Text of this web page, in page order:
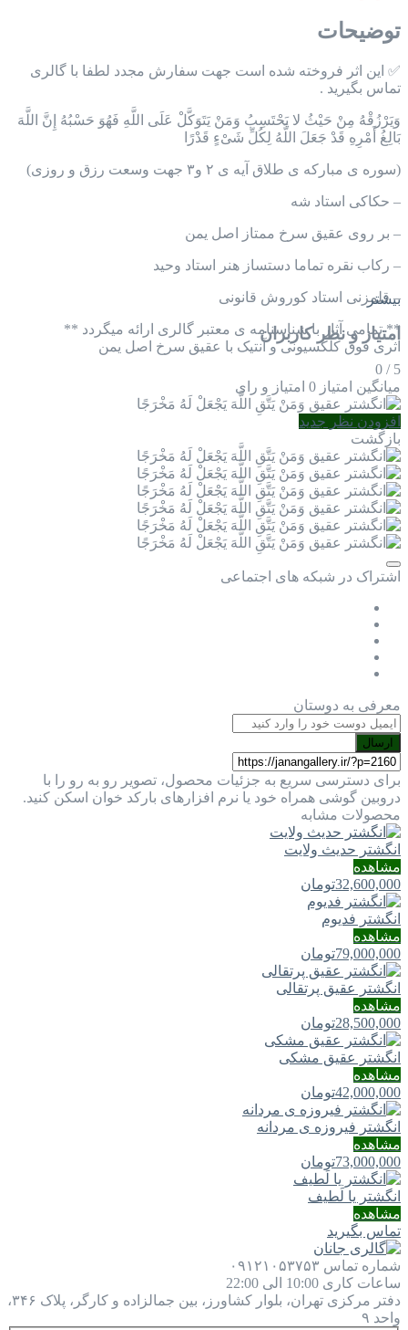
توضیحات
✅ این اثر فروخته شده است جهت سفارش مجدد لطفا با گالری
تماس بگیرید .
وَیَرْزُقْهُ مِنْ حَیْثُ لا یَحْتَسِبُ وَمَنْ یَتَوَکَّلْ عَلَى اللَّهِ فَهُوَ حَسْبُهُ إِنَّ اللَّهَ
بَالِغُ أَمْرِهِ قَدْ جَعَلَ اللَّهُ لِکُلِّ شَیْءٍ قَدْرًا
(سوره ی مباركه ی طلاق آيه ی ٢ و٣ جهت وسعت رزق و روزی)
– حکاکی استاد شه
– بر روی عقیق سرخ ممتاز اصل یمن
– رکاب نقره تماما دستساز هنر استاد وحید
– قلمزنی استاد کوروش قانونی
** تمامی آثار با شناسنامه ی معتبر گالری ارائه میگردد **
اثری فوق کلکسیونی و آنتیک با عقیق سرخ اصل یمن
بیشتر
امتیاز و نظر کاربران
5
/
0
میانگین امتیاز 0 امتیاز و رای
افزودن نظر جدید
بازگشت
اشتراک در شبکه های اجتماعی
معرفی به دوستان
ارسال
برای دسترسی سریع به جزئیات محصول، تصویر رو به رو را با
دروبین گوشی همراه خود یا نرم افزارهای بارکد خوان اسکن کنید.
محصولات مشابه
انگشتر حدیث ولایت
مشاهده
32,600,000تومان
انگشتر فدیوم
مشاهده
79,000,000تومان
انگشتر عقیق پرتقالی
مشاهده
28,500,000تومان
انگشتر عقیق مشکی
مشاهده
42,000,000تومان
انگشتر فیروزه ی مردانه
مشاهده
73,000,000تومان
انگشتر یا لَطيف
مشاهده
تماس بگیرید
شماره تماس ۰۹۱۲۱۰۵۳۷۵۳
ساعات کاری 10:00 الی 22:00
دفتر مرکزی
تهران، بلوار کشاورز، بین جمالزاده و کارگر، پلاک ۳۴۶،
واحد ۹